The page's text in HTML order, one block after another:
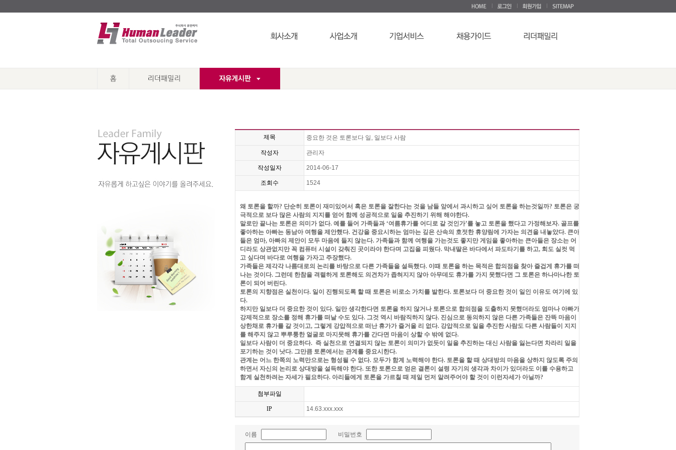
제목 중요한 것은 토론보다 일, 일보다 사람
작성자 관리자
작성일자 2014-06-17
조회수 1524
왜 토론을 할까? 단순히 토론이 재미있어서 혹은 토론을 잘한다는 것을 남들 앞에서 과시하고 싶어 토론을 하는것일까? 토론은 궁
극적으로 보다 많은 사람의 지지를 얻어 함께 성공적으로 일을 추진하기 위해 해야한다.
말로만 끝나는 토론은 의미가 없다. 예를 들어 가족들과 ‘여름휴가를 어디로 갈 것인가’를 놓고 토론을 했다고 가정해보자. 골프를
좋아하는 아빠는 동남아 여행을 제안했다. 건강을 중요시하는 엄마는 깊은 산속의 호젓한 휴양림에 가자는 의견을 내놓았다. 큰아
들은 엄마, 아빠의 제안이 모두 마음에 들지 않는다. 가족들과 함께 여행을 가는것도 좋지만 게임을 좋아하는 큰아들은 장소는 어
디라도 상관없지만 꼭 컴퓨터 시설이 갖춰진 곳이라야 한다며 고집을 피웠다. 막내딸은 바다에서 파도타기를 하고, 회도 실컷 먹
고 싶다며 바다로 여행을 가자고 주장했다.
가족들은 제각각 나름대로의 논리를 바탕으로 다른 가족들을 설득했다. 이때 토론을 하는 목적은 합의점을 찾아 즐겁게 휴가를 떠
나는 것이다. 그런데 한참을 격렬하게 토론해도 의견차가 좁혀지지 않아 아무데도 휴가를 가지 못했다면 그 토론은 하나마나한 토
론이 되어 버린다.
토론의 지향점은 실천이다. 일이 진행되도록 할 때 토론은 비로소 가치를 발한다. 토론보다 더 중요한 것이 일인 이유도 여기에 있
다.
하지만 일보다 더 중요한 것이 있다. 일만 생각한다면 토론을 하지 않거나 토론으로 합의점을 도출하지 못했더라도 엄마나 아빠가
강제적으로 장소를 정해 휴가를 떠날 수도 있다. 그것 역시 바람직하지 않다. 진심으로 동의하지 않은 다른 가족들은 잔뜩 마음이
상한채로 휴가를 갈 것이고, 그렇게 강압적으로 떠난 휴가가 즐거울 리 없다. 강압적으로 일을 추진한 사람도 다른 사람들이 지지
를 해주지 않고 뿌루퉁한 얼굴로 마지못해 휴가를 간다면 마음이 상할 수 밖에 없다.
일보다 사람이 더 중요하다. 즉 실천으로 연결되지 않는 토론이 의미가 없듯이 일을 추진하는 대신 사람을 잃는다면 차라리 일을
포기하는 것이 낫다. 그만큼 토론에서는 관계를 중요시한다.
관계는 어느 한쪽의 노력만으로는 형성될 수 없다. 모두가 함계 노력해야 한다. 토론을 할 때 상대방의 마음을 상하지 않도록 주의
하면서 자신의 논리로 상대방을 설득해야 한다. 또한 토론으로 얻은 결론이 설령 자기의 생각과 차이가 있더라도 이를 수용하고
함계 실천하려는 자세가 필요하다. 아리들에게 토론을 가르칠 때 제일 먼저 알려주어야 할 것이 이런자세가 아닐까?
첨부파일
IP 14.63.xxx.xxx
이름 비밀번호